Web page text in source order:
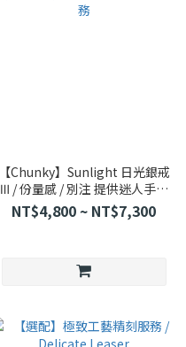
【Chunky】Sunlight 日光銀戒
Ⅲ / 份量感 / 別注 提供迷人手製
服務
NT$4,800 ~ NT$7,300